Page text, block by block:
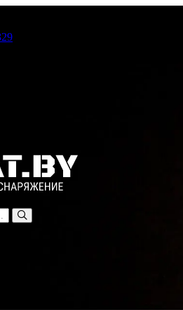
страйкбольный клуб.